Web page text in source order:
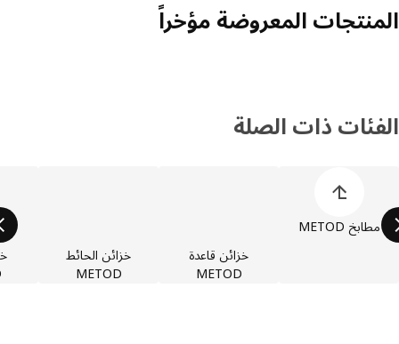
المعروضة مؤخراً
ذات الصلة
مطابخ METOD
خزائن قاعدة
METOD
خزائن الحائط
METOD